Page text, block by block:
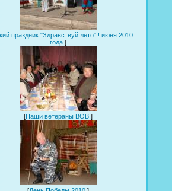
праздник "Здравствуй лето".! июня 2010
года.]
[Наши ветераны ВОВ.]